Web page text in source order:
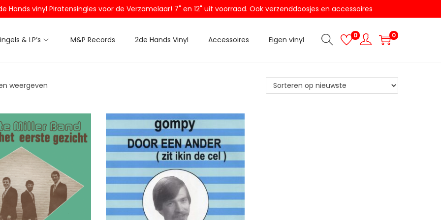
Hands vinyl Piratensingles voor de Verzamelaar! 7" en 12" uit voorraad. Ook verzenddoosjes en accessoires
& LP’s M&P Records 2de Hands Vinyl Accessoires Eigen vinyl 0 0
weergeven